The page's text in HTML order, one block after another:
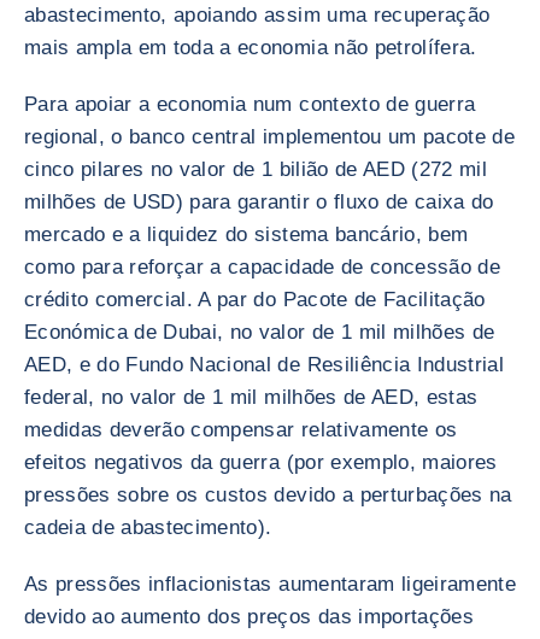
abastecimento, apoiando assim uma recuperação
mais ampla em toda a economia não petrolífera.
Para apoiar a economia num contexto de guerra
regional, o banco central implementou um pacote de
cinco pilares no valor de 1 bilião de AED (272 mil
milhões de USD) para garantir o fluxo de caixa do
mercado e a liquidez do sistema bancário, bem
como para reforçar a capacidade de concessão de
crédito comercial. A par do Pacote de Facilitação
Económica de Dubai, no valor de 1 mil milhões de
AED, e do Fundo Nacional de Resiliência Industrial
federal, no valor de 1 mil milhões de AED, estas
medidas deverão compensar relativamente os
efeitos negativos da guerra (por exemplo, maiores
pressões sobre os custos devido a perturbações na
cadeia de abastecimento).
As pressões inflacionistas aumentaram ligeiramente
devido ao aumento dos preços das importações